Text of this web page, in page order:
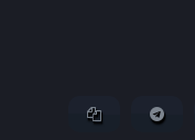
Копировать